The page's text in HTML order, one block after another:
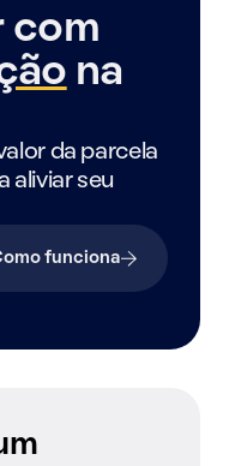
com
na
da parcela
aliviar seu
funciona